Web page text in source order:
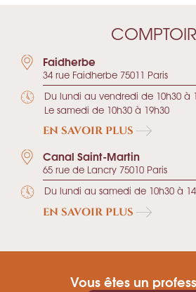
Faidherbe
34 rue Faidherbe 75011 Paris
Du lundi au vendredi de 10h30 à
Le samedi de 10h30 à 19h30
EN SAVOIR PLUS
Canal Saint-Martin
65 rue de Lancry 75010 Paris
Du lundi au samedi de 10h30 à
EN SAVOIR PLUS
Vous êtes un